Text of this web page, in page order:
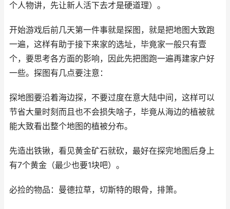
个人物讲，先让新人活下去才是硬道理）。
开始游戏后前几天第一件事就是探图，就是把地图大致跑
一遍，这样有助于接下来家的选址，毕竟家一般只有壹
个，要思考各方面的影响，因此先把图跑一遍再建家户好
一些。探图有几点要注意：
探地图要沿着海边探，不要过度在意大陆中间，这样可以
节省大量时刻而且也不会损失啥子，毕竟从海边的植被就
能大致看出整个地图的植被分布。
先造出铁锹，看见黄金矿石就砍，最好在探完地图后身上
有7个黄金（最少也要1块吧）。
必捡的物品：曼德拉草，切斯特的眼骨，排箫。